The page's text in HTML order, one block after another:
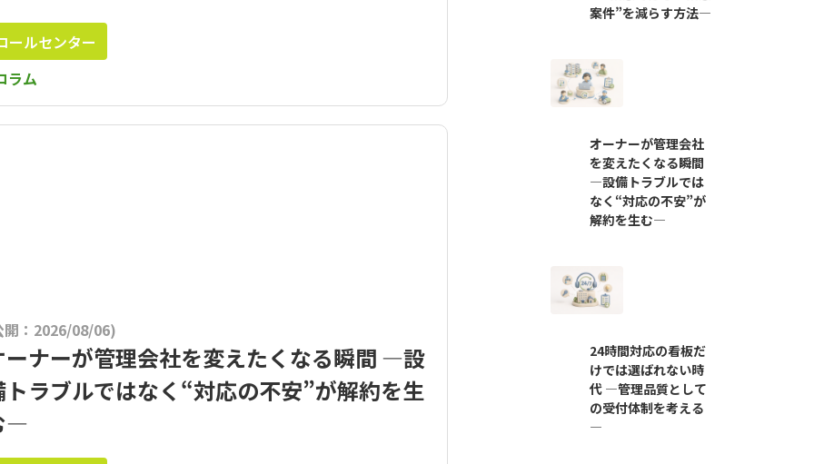
ールセンター
ラム
開：2026/08/06)
ーナーが管理会社を変えたくなる瞬間 ―設
トラブルではなく“対応の不安”が解約を生
―
案件”を減らす方法―
オーナーが管理会社
を変えたくなる瞬間
―設備トラブルでは
なく“対応の不安”が
解約を生む―
24時間対応の看板だ
けでは選ばれない時
代 ―管理品質として
の受付体制を考える
―